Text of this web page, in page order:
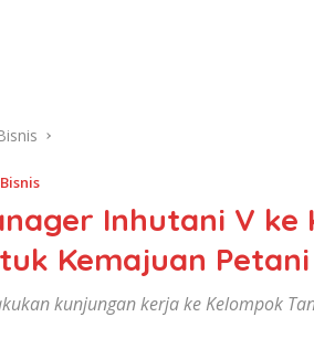
Inhutani V ke
Kemajuan Petani
kunjungan kerja ke Kelompok